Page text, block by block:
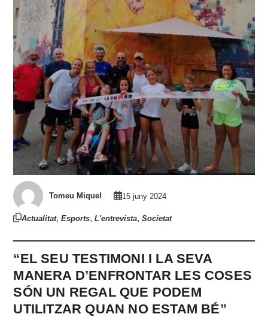
Tomeu Miquel 15 juny 2024
Actualitat,Esports,L'entrevista,Societat
“EL SEU TESTIMONI I LA SEVA
MANERA D’ENFRONTAR LES COSES
SÓN UN REGAL QUE PODEM
UTILITZAR QUAN NO ESTAM BÉ”